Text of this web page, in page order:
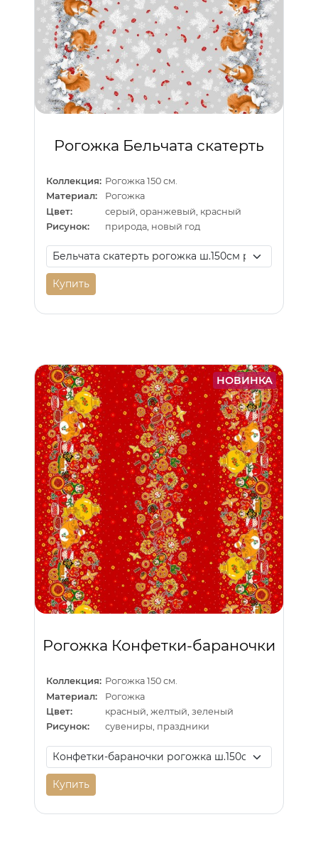
Рогожка Бельчата скатерть
Коллекция: Рогожка 150 см.
Материал:
Рогожка
Цвет:
серый, оранжевый, красный
Рисунок:
природа, новый год
Купить
НОВИНКА
Рогожка Конфетки-бараночки
Коллекция: Рогожка 150 см.
Материал:
Рогожка
Цвет:
красный, желтый, зеленый
Рисунок:
сувениры, праздники
Купить